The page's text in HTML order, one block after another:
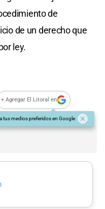
de
de un derecho que
ley.
+ Agregar El Litoral en
tus medios preferidos en Google